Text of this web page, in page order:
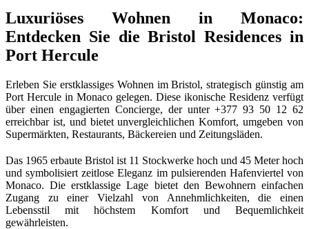
Luxuriöses Wohnen in Monaco:
Entdecken Sie die Bristol Residences in
Port Hercule
Erleben Sie erstklassiges Wohnen im Bristol, strategisch günstig am
Port Hercule in Monaco gelegen. Diese ikonische Residenz verfügt
über einen engagierten Concierge, der unter +377 93 50 12 62
erreichbar ist, und bietet unvergleichlichen Komfort, umgeben von
Supermärkten, Restaurants, Bäckereien und Zeitungsläden.
Das 1965 erbaute Bristol ist 11 Stockwerke hoch und 45 Meter hoch
und symbolisiert zeitlose Eleganz im pulsierenden Hafenviertel von
Monaco. Die erstklassige Lage bietet den Bewohnern einfachen
Zugang zu einer Vielzahl von Annehmlichkeiten, die einen
Lebensstil mit höchstem Komfort und Bequemlichkeit
gewährleisten.